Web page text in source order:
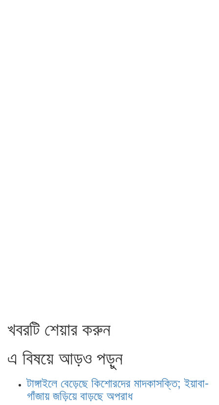
খবরটি শেয়ার করুন
এ বিষয়ে আড়ও পড়ুন
টাঙ্গাইলে বেড়েছে কিশোরদের মাদকাসক্তি; ইয়াবা-
গাঁজায় জড়িয়ে বাড়ছে অপরাধ